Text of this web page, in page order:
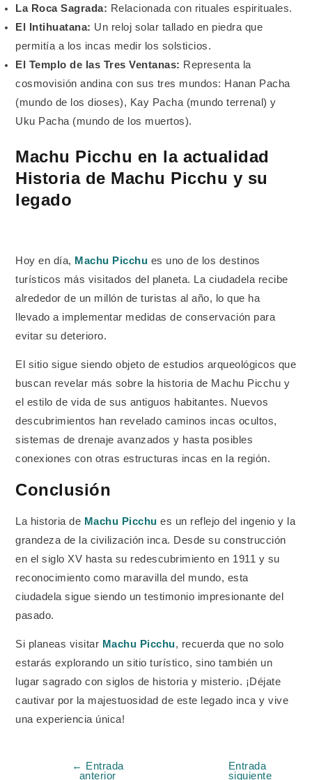
La Roca Sagrada: Relacionada con rituales espirituales.
El Intihuatana: Un reloj solar tallado en piedra que
permitía a los incas medir los solsticios.
El Templo de las Tres Ventanas: Representa la
cosmovisión andina con sus tres mundos: Hanan Pacha
(mundo de los dioses), Kay Pacha (mundo terrenal) y
Uku Pacha (mundo de los muertos).
Machu Picchu en la actualidad
Historia de Machu Picchu y su
legado
Hoy en día, Machu Picchu es uno de los destinos
turísticos más visitados del planeta. La ciudadela recibe
alrededor de un millón de turistas al año, lo que ha
llevado a implementar medidas de conservación para
evitar su deterioro.
El sitio sigue siendo objeto de estudios arqueológicos que
buscan revelar más sobre la historia de Machu Picchu y
el estilo de vida de sus antiguos habitantes. Nuevos
descubrimientos han revelado caminos incas ocultos,
sistemas de drenaje avanzados y hasta posibles
conexiones con otras estructuras incas en la región.
Conclusión
La historia de Machu Picchu es un reflejo del ingenio y la
grandeza de la civilización inca. Desde su construcción
en el siglo XV hasta su redescubrimiento en 1911 y su
reconocimiento como maravilla del mundo, esta
ciudadela sigue siendo un testimonio impresionante del
pasado.
Si planeas visitar Machu Picchu, recuerda que no solo
estarás explorando un sitio turístico, sino también un
lugar sagrado con siglos de historia y misterio. ¡Déjate
cautivar por la majestuosidad de este legado inca y vive
una experiencia única!
←
Entrada
anterior
Entrada
siguiente